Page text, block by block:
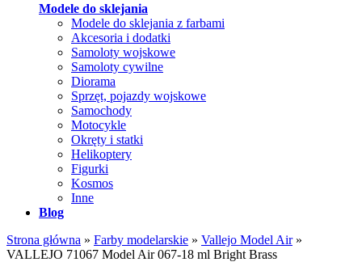
Modele do sklejania
Modele do sklejania z farbami
Akcesoria i dodatki
Samoloty wojskowe
Samoloty cywilne
Diorama
Sprzęt, pojazdy wojskowe
Samochody
Motocykle
Okręty i statki
Helikoptery
Figurki
Kosmos
Inne
Blog
Strona główna » Farby modelarskie » Vallejo Model Air»
VALLEJO 71067 Model Air 067-18 ml Bright Brass